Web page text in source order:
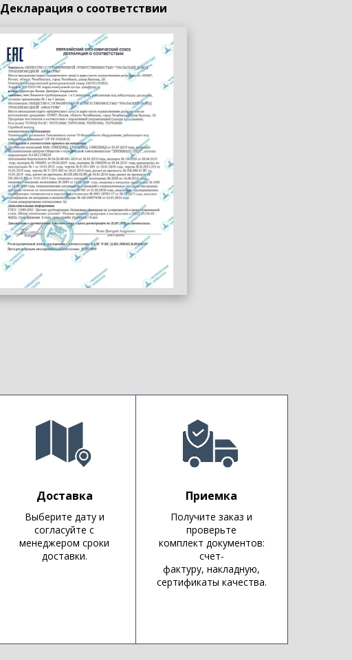
Декларация о соответствии
Доставка
Выберите дату и
согласуйте с
менеджером сроки
доставки.
Приемка
Получите заказ и
проверьте
комплект документов:
счет-
фактуру, накладную,
сертификаты качества.